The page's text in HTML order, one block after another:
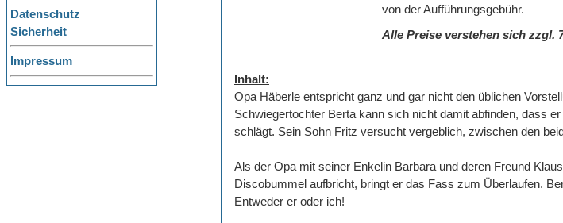
Datenschutz
Sicherheit
Impressum
von der Aufführungsgebühr.
Alle Preise verstehen sich zzgl.
Inhalt:
Opa Häberle entspricht ganz und gar nicht den üblichen
Schwiegertochter Berta kann sich nicht damit abfinden, dass
schlägt. Sein Sohn Fritz versucht vergeblich, zwischen den
Als der Opa mit seiner Enkelin Barbara und deren Freund
Discobummel aufbricht, bringt er das Fass zum Überlaufen.
Entweder er oder ich!